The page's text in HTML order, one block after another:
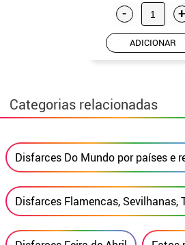
- +
ADICIONAR
Categorias relacionadas
Disfarces Do Mundo por países e
Disfarces Flamencas, Sevilhanas,